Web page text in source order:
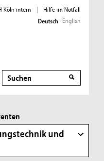
Köln intern |
Hilfe im Notfall
Deutsch English
Suche
Suche
und